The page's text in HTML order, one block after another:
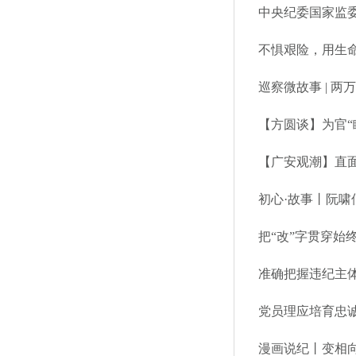
中央纪委国家监
不惧艰险，用生
巡察微故事 | 两
【方圆谈】为官
【广安观潮】直
初心·故事丨阮啸
把“改”字贯穿始
准确把握违纪主
党员理应培育忠
漫画说纪丨变相